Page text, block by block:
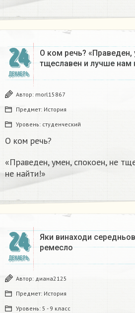
24
ДЕКАБРЬ
О ком речь? «Праведен,
тщеславен и лучше нам
Автор: morl15867
Предмет: История
Уровень: студенческий
О ком речь?
«Праведен, умен, спокоен, не
не найти!»
24
ДЕКАБРЬ
Яки винаходи
ремесло
Автор: диана2125
Предмет: История
Уровень: 5 - 9 класс